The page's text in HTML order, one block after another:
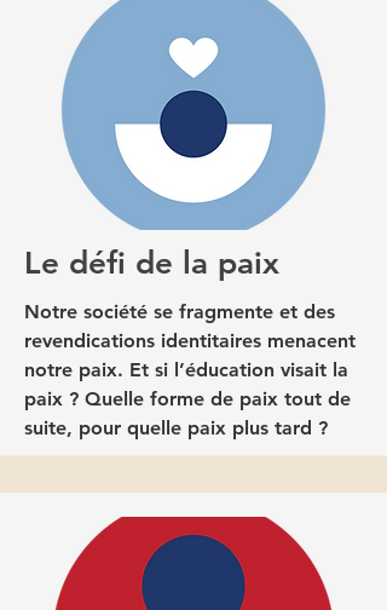
Le défi de la paix
Notre société se fragmente et des
revendications identitaires menacent
notre paix. Et si l’éducation visait la
paix ? Quelle forme de paix tout de
suite, pour quelle paix plus tard ?